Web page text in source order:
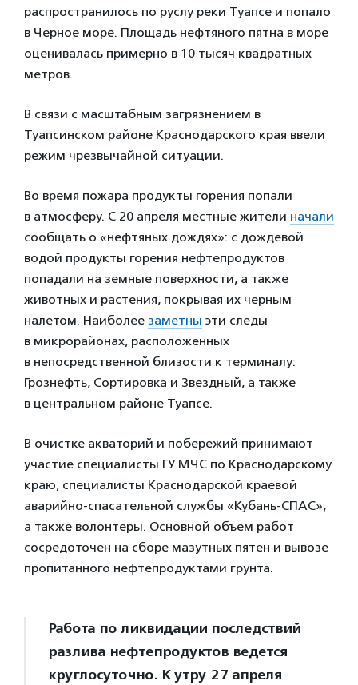
распространилось по руслу реки Туапсе и попало
в Черное море. Площадь нефтяного пятна в море
оценивалась примерно в 10 тысяч квадратных
метров.
В связи с масштабным загрязнением в
Туапсинском районе Краснодарского края ввели
режим чрезвычайной ситуации.
Во время пожара продукты горения попали
в атмосферу. С 20 апреля местные жители начали
сообщать о «нефтяных дождях»: с дождевой
водой продукты горения нефтепродуктов
попадали на земные поверхности, а также
животных и растения, покрывая их черным
налетом. Наиболее заметны эти следы
в микрорайонах, расположенных
в непосредственной близости к терминалу:
Грознефть, Сортировка и Звездный, а также
в центральном районе Туапсе.
В очистке акваторий и побережий принимают
участие специалисты ГУ МЧС по Краснодарскому
краю, специалисты Краснодарской краевой
аварийно-спасательной службы «Кубань-СПАС»,
а также волонтеры. Основной объем работ
сосредоточен на сборе мазутных пятен и вывозе
пропитанного нефтепродуктами грунта.
Работа по ликвидации последствий
разлива нефтепродуктов ведется
круглосуточно. К утру 27 апреля